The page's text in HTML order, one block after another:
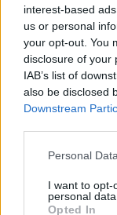
interest-based
us or personal
your opt-out. You
disclosure of your
IAB’s list of
also be disclosed
Downstream
Personal
I want to opt-
personal data.
Opted In
επιδημία θα
της
το2014–2016,
[ΠΗΓΗ]